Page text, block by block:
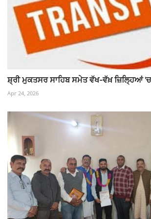
ਸ਼੍ਰੀ ਮੁਕਤਸਰ ਸਾਹਿਬ ਸਮੇਤ ਵੱਖ-ਵੱਖ਼ ਜ਼ਿਲ੍ਹਿਆਂ
Apr 24, 2026